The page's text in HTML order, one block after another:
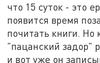
что 15 суток - это
появится время
почитать книги. Но
"пацанский задор"
и вот уже он